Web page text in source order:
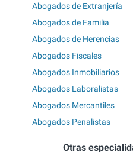
Abogados de Extranjería
Abogados de Familia
Abogados de Herencias
Abogados Fiscales
Abogados Inmobiliarios
Abogados Laboralistas
Abogados Mercantiles
Abogados Penalistas
Otras